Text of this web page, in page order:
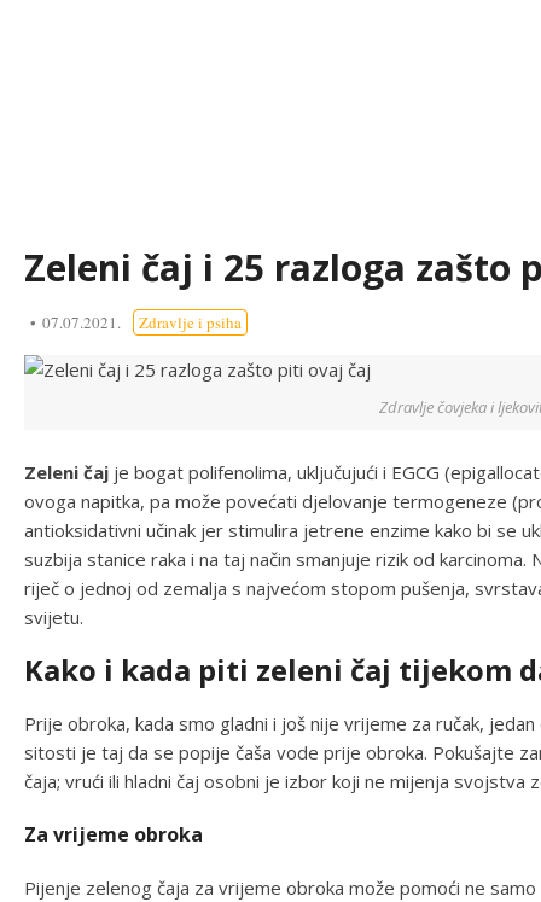
Zeleni čaj i 25 razloga zašto
07.07.2021. Zdravlje i psiha
Zdravlje čovjeka i
Zeleni čaj je bogat polifenolima, uključujući i EGCG
ovoga napitka, pa može povećati djelovanje termogeneze
antioksidativni učinak jer stimulira jetrene enzime kako bi se
suzbija stanice raka i na taj način smanjuje rizik od
riječ o jednoj od zemalja s najvećom stopom pušenja,
svijetu.
Kako i kada piti zeleni čaj tijekom
Prije obroka, kada smo gladni i još nije vrijeme za ručak,
sitosti je taj da se popije čaša vode prije obroka. Pokušajte
čaja; vrući ili hladni čaj osobni je izbor koji ne mijenja svojstva
Za vrijeme obroka
Pijenje zelenog čaja za vrijeme obroka može pomoći ne